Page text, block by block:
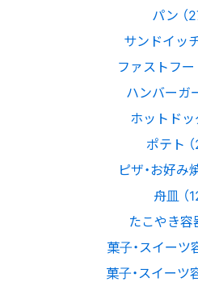
パン （
サンドイッチ
ファストフー
ハンバーガ
ホットドッ
ポテト （
ピザ・お好み
舟皿 （
たこやき容
菓子・スイーツ
菓子・スイーツ